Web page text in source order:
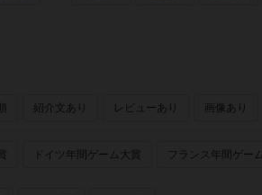
紹介文あり レビューあり 画像あり
ドイツ年間ゲーム大賞 フランス年間ゲーム